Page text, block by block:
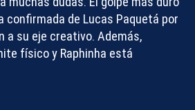
confirmada de Lucas Paquetá por
a su eje creativo. Además,
físico y Raphinha está